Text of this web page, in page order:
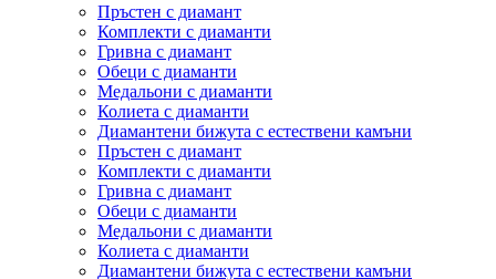
Пръстен с диамант
Комплекти с диаманти
Гривнa с диамант
Обеци с диаманти
Медальони с диаманти
Колиета с диаманти
Диамантени бижута с естествени камъни
Пръстен с диамант
Комплекти с диаманти
Гривнa с диамант
Обеци с диаманти
Медальони с диаманти
Колиета с диаманти
Диамантени бижута с естествени камъни